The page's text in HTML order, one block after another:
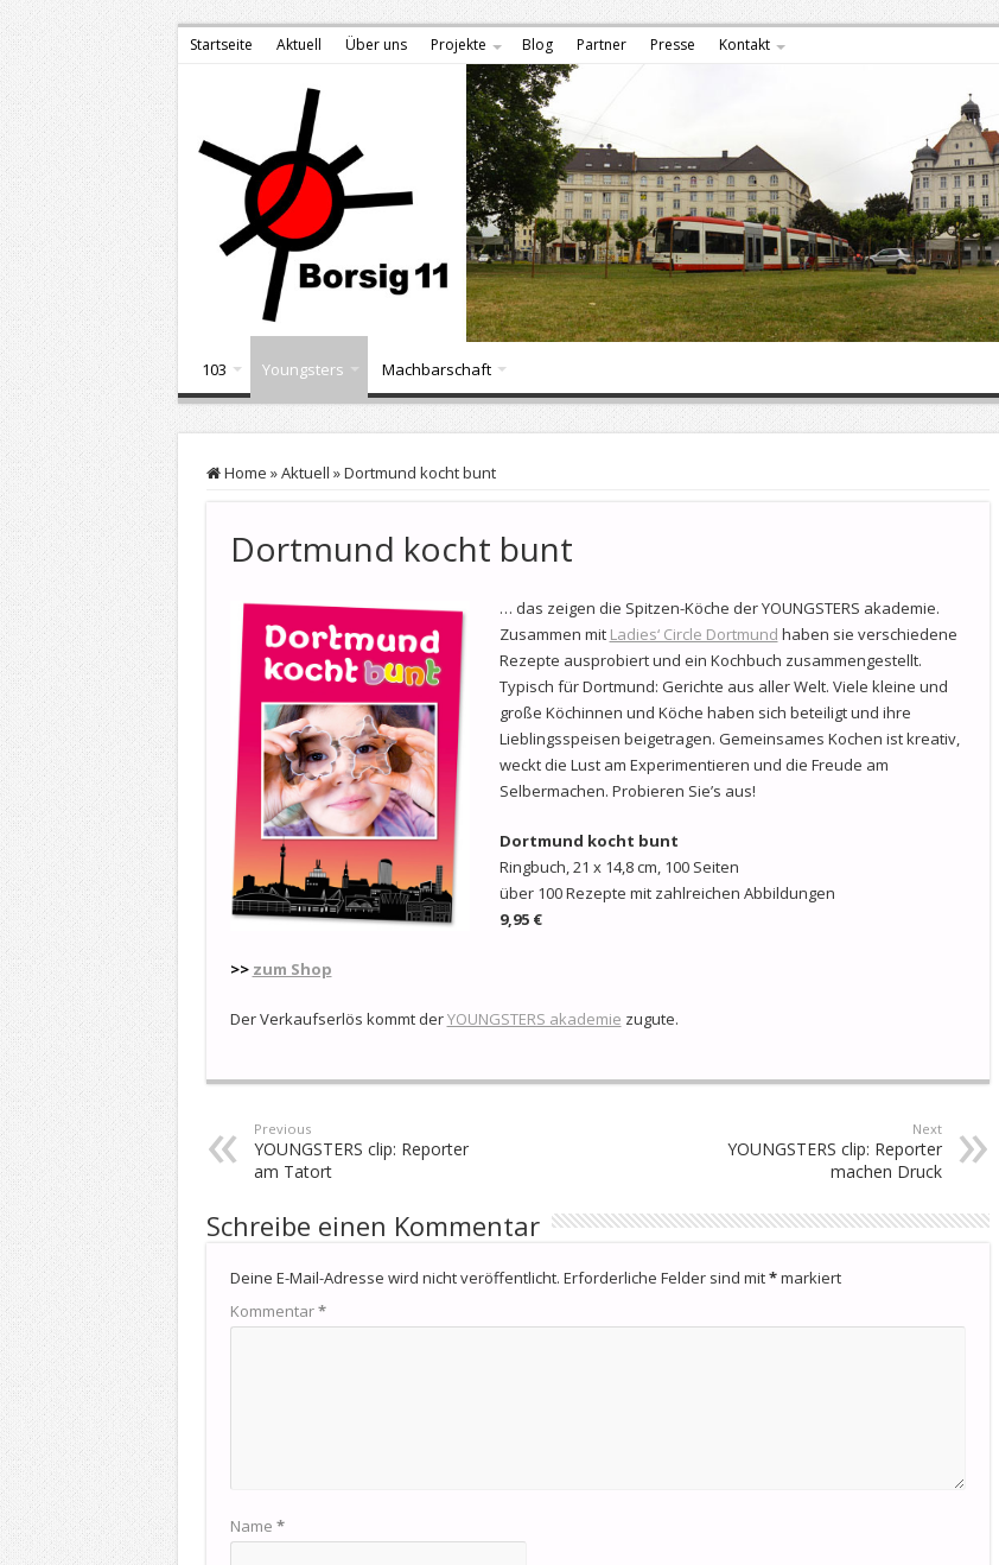
Startseite Aktuell Über uns Projekte Blog Partner Presse Kontakt
103 Youngsters Machbarschaft
Home »Aktuell »Dortmund kocht bunt
Dortmund kocht bunt
… das zeigen die Spitzen-Köche der YOUNGSTERS akademie.
Zusammen mit Ladies‘ Circle Dortmund haben sie verschiedene
Rezepte ausprobiert und ein Kochbuch zusammengestellt.
Typisch für Dortmund: Gerichte aus aller Welt. Viele kleine und
große Köchinnen und Köche haben sich beteiligt und ihre
Lieblingsspeisen beigetragen. Gemeinsames Kochen ist kreativ,
weckt die Lust am Experimentieren und die Freude am
Selbermachen. Probieren Sie’s aus!
Dortmund kocht bunt
Ringbuch, 21 x 14,8 cm, 100 Seiten
über 100 Rezepte mit zahlreichen Abbildungen
9,95 €
>> zum Shop
Der Verkaufserlös kommt derYOUNGSTERS akademie zugute.
Previous
YOUNGSTERS clip: Reporter
am Tatort
Next
YOUNGSTERS clip: Reporter
machen Druck
Schreibe einen Kommentar
Deine E-Mail-Adresse wird nicht veröffentlicht. Erforderliche Felder sind mit*markiert
Kommentar*
Name *